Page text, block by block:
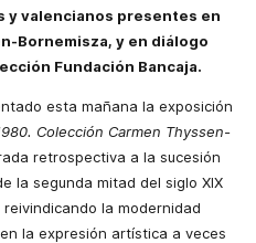
y valencianos presentes en
Bornemisza, y en diálogo
Fundación Bancaja.
esta mañana la exposición
Colección Carmen Thyssen-
retrospectiva a la sucesión
la segunda mitad del siglo XIX
la modernidad
la expresión artística a veces